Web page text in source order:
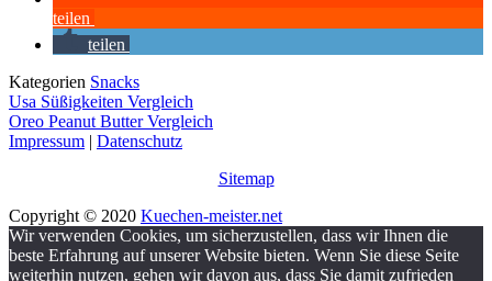
teilen
teilen
Kategorien Snacks
Usa Süßigkeiten Vergleich
Oreo Peanut Butter Vergleich
Impressum | Datenschutz
Sitemap
Copyright © 2020 Kuechen-meister.net
Wir verwenden Cookies, um sicherzustellen, dass wir Ihnen die
beste Erfahrung auf unserer Website bieten. Wenn Sie diese Seite
weiterhin nutzen, gehen wir davon aus, dass Sie damit zufrieden